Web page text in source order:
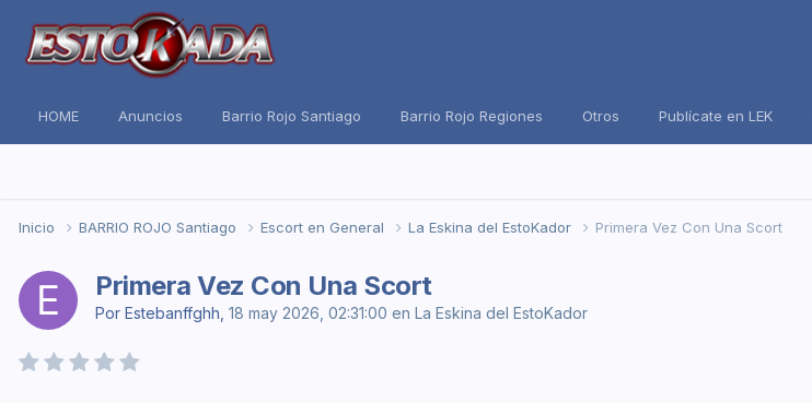
HOME Anuncios Barrio Rojo Santiago Barrio Rojo Regiones Otros Publícate en LEK
Inicio BARRIO ROJO Santiago Escort en General La Eskina del EstoKador Primera Vez Con Una Scort
Primera Vez Con Una Scort
Por Estebanffghh 18 may 2026, 02:31:00 en La Eskina del EstoKador